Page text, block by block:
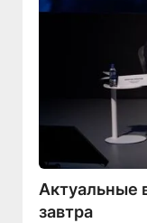
Актуальные
завтра